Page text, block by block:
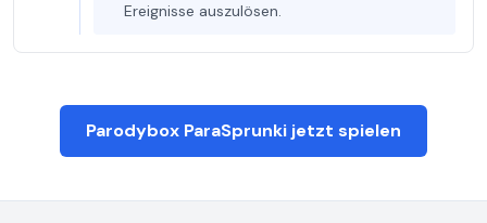
Ereignisse auszulösen.
Parodybox ParaSprunki jetzt spielen